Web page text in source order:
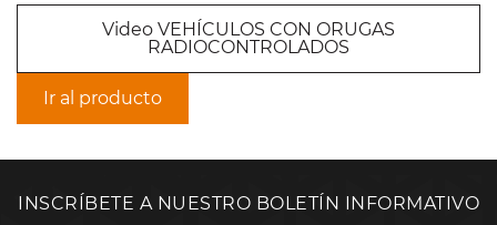
Video VEHÍCULOS CON ORUGAS
RADIOCONTROLADOS
Ir al producto
INSCRÍBETE A NUESTRO BOLETÍN INFORMATIVO